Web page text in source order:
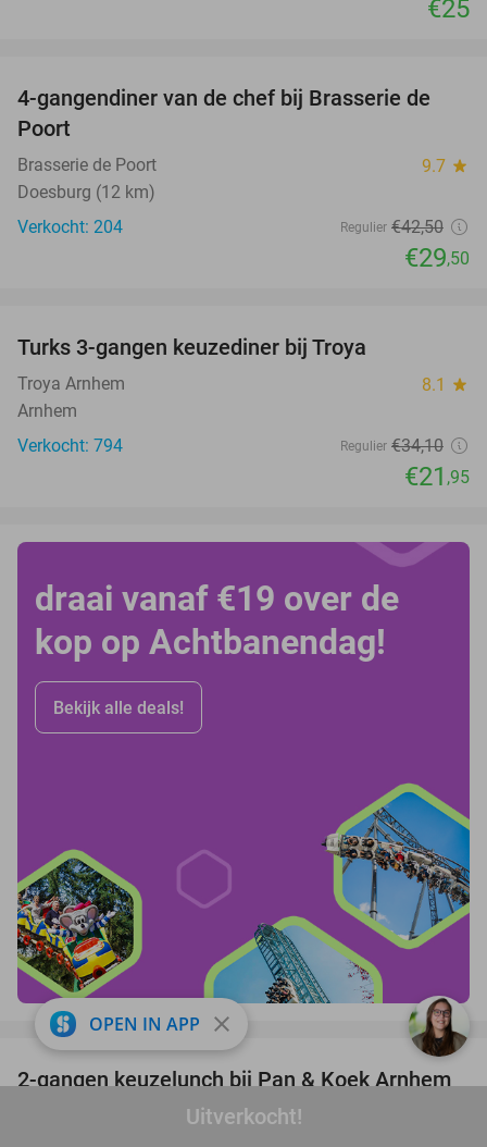
Uitverkocht!
€25
31%
4-gangendiner van de chef bij Brasserie de
Poort
Brasserie de Poort 9.7 star
Doesburg (12 km)
Verkocht: 204
Regulier €42,50
€29,50
Turks 3-gangen keuzediner bij Troya
Troya Arnhem 8.1 star
Arnhem
Verkocht: 794
Regulier €34,10
€21 ,95
draai vanaf €19 over de
kop op Achtbanendag!
Bekijk alle deals!
44%
favorite_border
2-gangen keuzelunch bij Pan & Koek Arnhem
OPEN IN APP close